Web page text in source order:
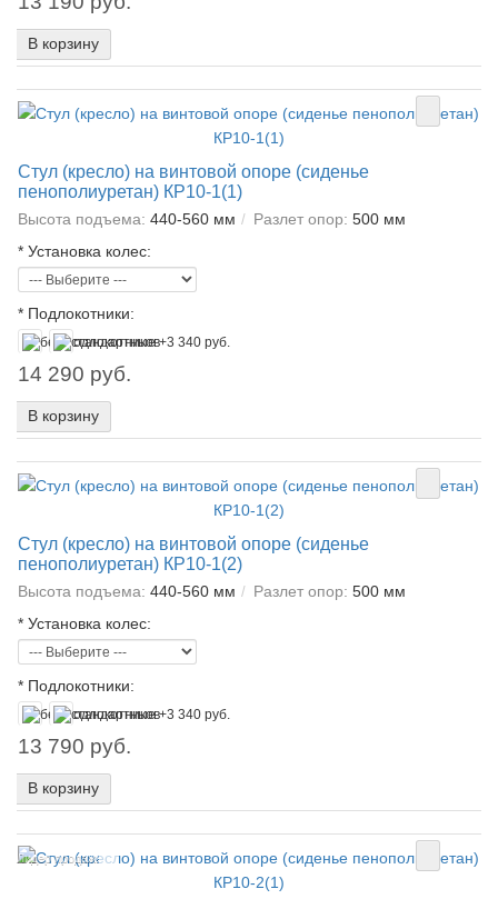
В корзину
Стул (кресло) на винтовой опоре (сиденье
пенополиуретан) КР10-1(1)
Высота подъема: 440-560 мм Разлет опор: 500 мм
* Установка колес:
* Подлокотники:
14 290 руб.
В корзину
Стул (кресло) на винтовой опоре (сиденье
пенополиуретан) КР10-1(2)
Высота подъема: 440-560 мм Разлет опор: 500 мм
* Установка колес:
* Подлокотники:
13 790 руб.
В корзину
Лидер продаж!